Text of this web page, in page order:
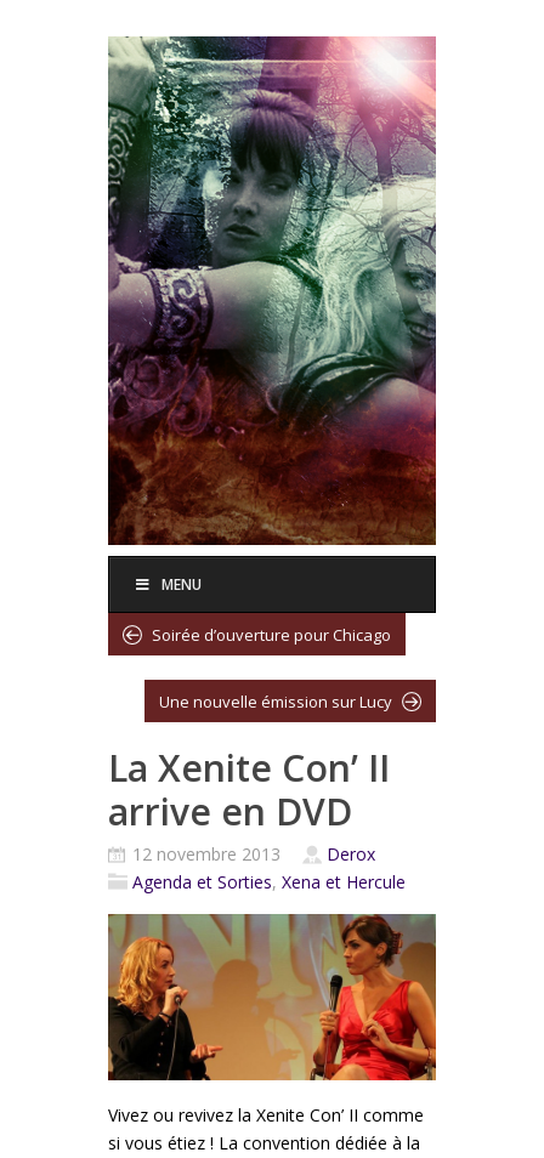
MENU
Soirée d’ouverture pour Chicago
Une nouvelle émission sur Lucy
La Xenite Con’ II
arrive en DVD
12 novembre 2013
Derox
Agenda et Sorties, Xena et Hercule
Vivez ou revivez la Xenite Con’ II comme
si vous étiez ! La convention dédiée à la